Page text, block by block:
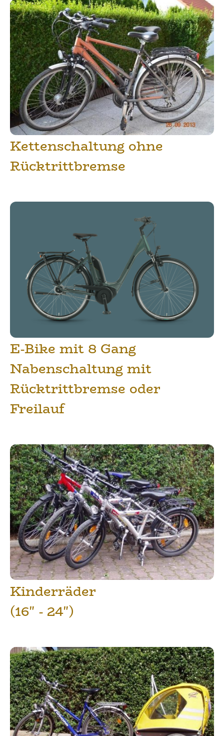
Kettenschaltung ohne
Rücktrittbremse
E-Bike mit 8 Gang
Nabenschaltung mit
Rücktrittbremse oder
Freilauf
Kinderräder
(16" - 24")